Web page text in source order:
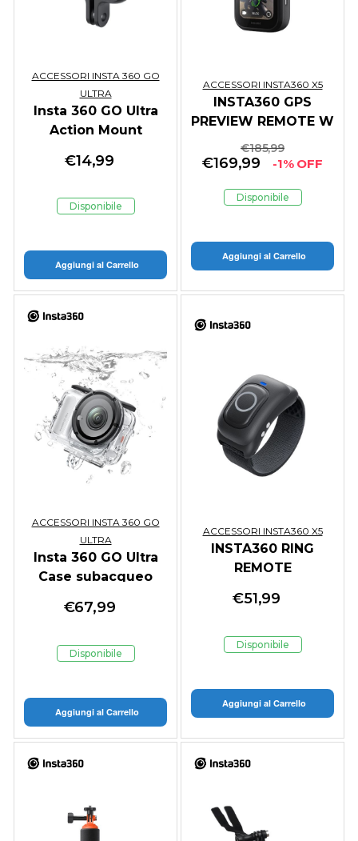
ACCESSORI INSTA 360 GO
ULTRA
Insta 360 GO Ultra
Action Mount
€14,99
Disponibile
Aggiungi al Carrello
ACCESSORI INSTA360 X5
INSTA360 GPS
PREVIEW REMOTE W
GARANZIA ITALIA
€185,99
€169,99 -1% OFF
Disponibile
Aggiungi al Carrello
ACCESSORI INSTA 360 GO
ULTRA
Insta 360 GO Ultra
Case subacqueo
€67,99
Disponibile
Aggiungi al Carrello
ACCESSORI INSTA360 X5
INSTA360 RING
REMOTE
€51,99
Disponibile
Aggiungi al Carrello